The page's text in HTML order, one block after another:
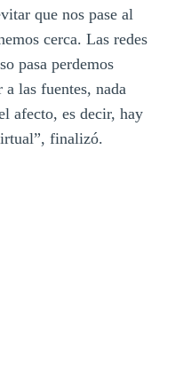
que nos pase al
cerca. Las redes
pasa perdemos
a las fuentes, nada
afecto, es decir, hay
finalizó.